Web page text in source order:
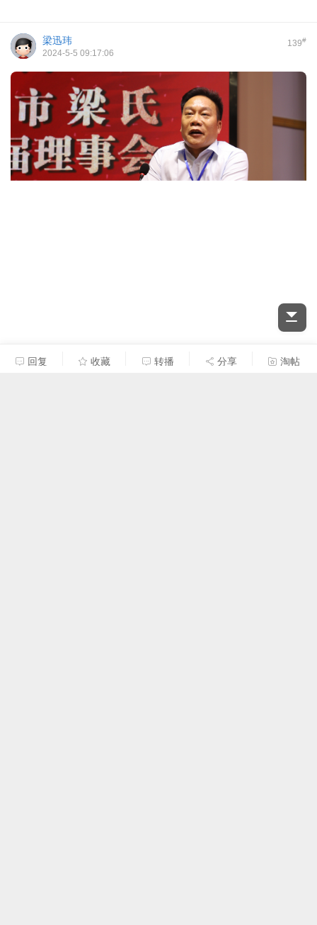
139#
梁迅玮
2024-5-5 09:17:06
回复 收藏 转播 分享 淘帖